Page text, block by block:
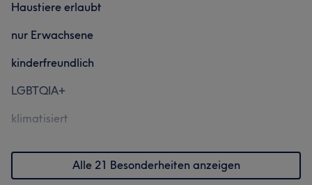
Freundlich 7 Kompetent 6 Herzlich 6
Haustiere erlaubt
nur Erwachsene
kinderfreundlich
LGBTQIA+
klimatisiert
Alle 21 Besonderheiten anzeigen